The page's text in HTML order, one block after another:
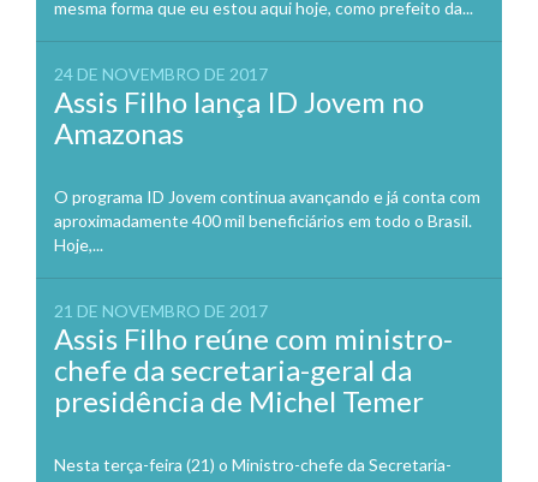
mesma forma que eu estou aqui hoje, como prefeito da...
24 DE NOVEMBRO DE 2017
Assis Filho lança ID Jovem no
Amazonas
O programa ID Jovem continua avançando e já conta com
aproximadamente 400 mil beneficiários em todo o Brasil.
Hoje,...
21 DE NOVEMBRO DE 2017
Assis Filho reúne com ministro-
chefe da secretaria-geral da
presidência de Michel Temer
Nesta terça-feira (21) o Ministro-chefe da Secretaria-